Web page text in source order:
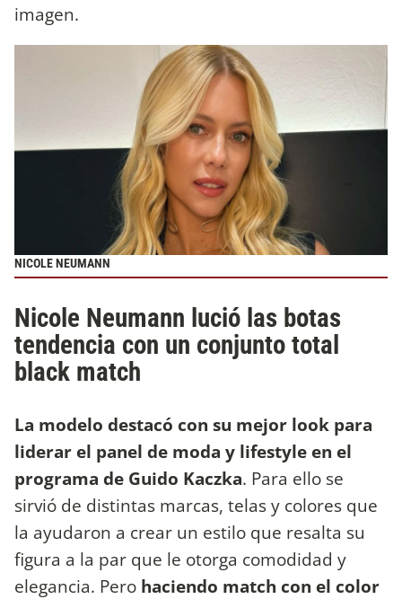
imagen.
NICOLE NEUMANN
Nicole Neumann lució las botas
tendencia con un conjunto total
black match
La modelo destacó con su mejor look para
liderar el panel de moda y lifestyle en el
programa de Guido Kaczka. Para ello se
sirvió de distintas marcas, telas y colores que
la ayudaron a crear un estilo que resalta su
figura a la par que le otorga comodidad y
elegancia. Pero haciendo match con el color